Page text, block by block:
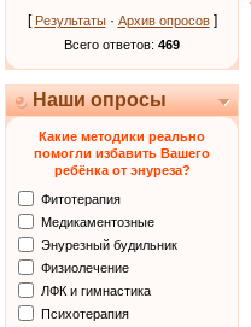
[ Результаты· Архив опросов]
Всего ответов: 469
Наши опросы
Какие методики реально
помогли избавить Вашего
ребёнка от энуреза?
Фитотерапия
Медикаментозные
Энурезный будильник
Физиолечение
ЛФК и гимнастика
Психотерапия